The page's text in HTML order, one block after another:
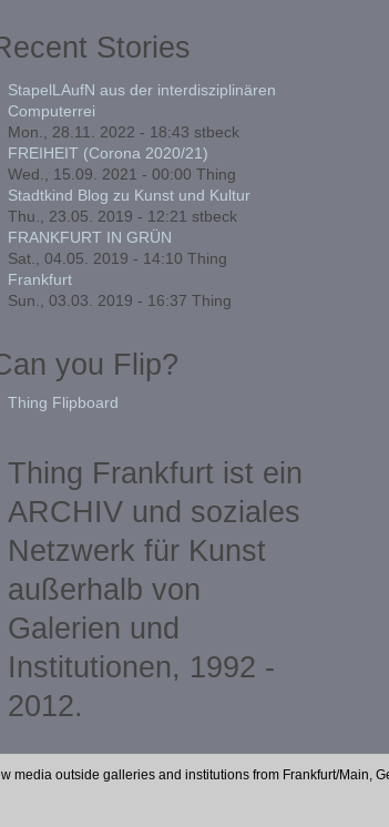
Stories
StapelLAufN aus der interdisziplinären
Computerrei
Mon., 28.11. 2022 - 18:43 stbeck
FREIHEIT (Corona 2020/21)
Wed., 15.09. 2021 - 00:00 Thing
Stadtkind Blog zu Kunst und Kultur
Thu., 23.05. 2019 - 12:21 stbeck
FRANKFURT IN GRÜN
Sat., 04.05. 2019 - 14:10 Thing
Frankfurt
Sun., 03.03. 2019 - 16:37 Thing
you Flip?
Thing Flipboard
Thing Frankfurt ist ein
ARCHIV und soziales
Netzwerk für Kunst
außerhalb von
Galerien und
Institutionen, 1992 -
2012.
media outside galleries and institutions from Frankfurt/Main,